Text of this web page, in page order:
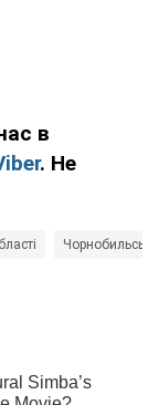
в
. Не